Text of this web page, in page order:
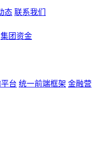
态 联系我们
集团资金
台 统一前端框架 金融营